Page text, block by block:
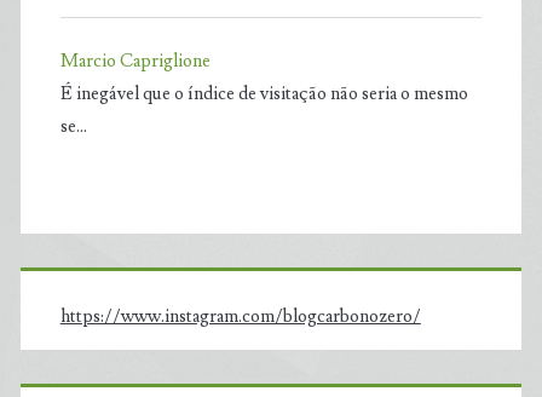
Marcio Capriglione
É inegável que o índice de visitação não seria o mesmo
se…
https://www.instagram.com/blogcarbonozero/